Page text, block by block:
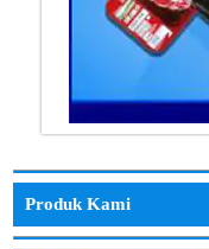
Produk Kami